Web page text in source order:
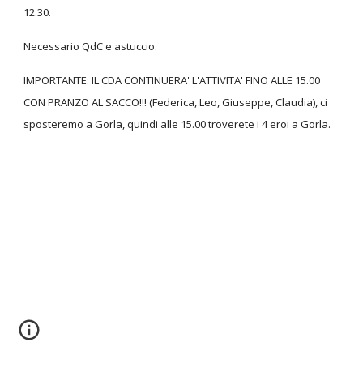
12.30.
Necessario QdC e astuccio.
IMPORTANTE: IL CDA CONTINUERA' L'ATTIVITA' FINO ALLE 15.00
CON PRANZO AL SACCO!!! (Federica, Leo, Giuseppe, Claudia), ci
sposteremo a Gorla, quindi alle 15.00 troverete i 4 eroi a Gorla.